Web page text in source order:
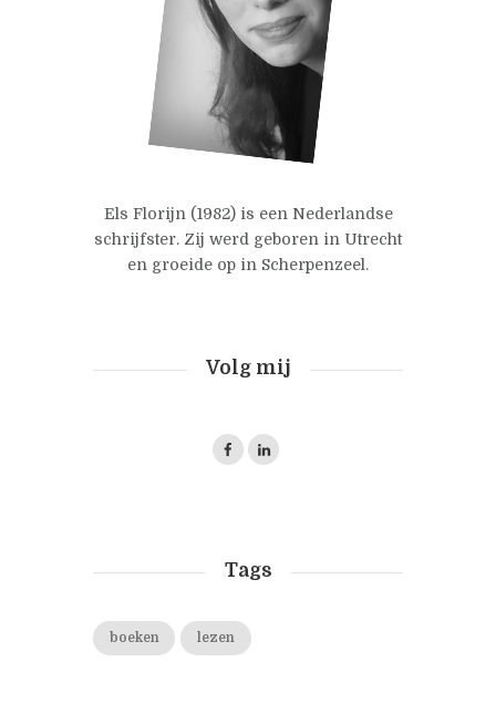
Els Florijn (1982) is een Nederlandse
schrijfster. Zij werd geboren in Utrecht
en groeide op in Scherpenzeel.
Volg mij
Tags
boeken lezen